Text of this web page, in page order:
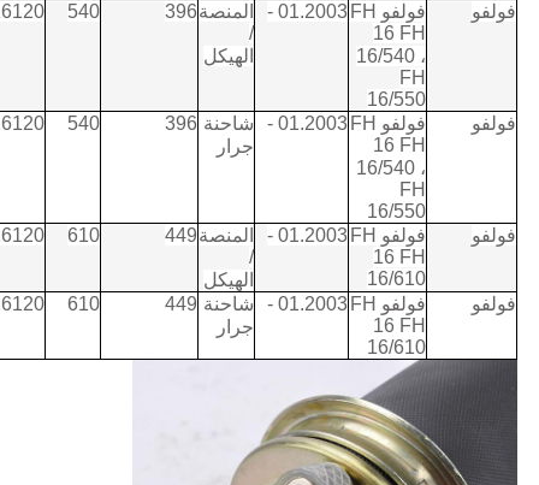
فولفو
فولفو FH
16 FH
16/540 ،
FH
16/550
01.2003 -
المنصة
/
الهيكل
396
540
فولفو
فولفو FH
16 FH
16/540 ،
FH
16/550
01.2003 -
شاحنة
جرار
396
540
فولفو
فولفو FH
16 FH
16/610
01.2003 -
المنصة
/
الهيكل
449
610
فولفو
فولفو FH
16 FH
16/610
01.2003 -
شاحنة
جرار
449
610